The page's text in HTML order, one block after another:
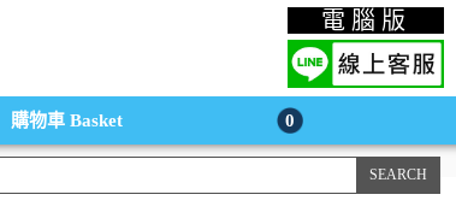
電腦版
購物車 Basket 0